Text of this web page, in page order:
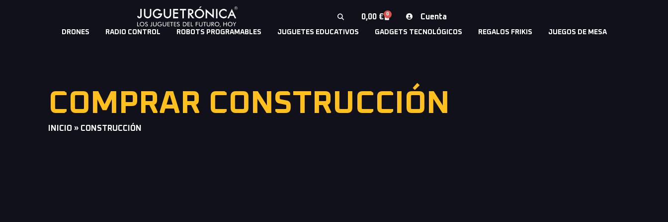
0,00 € 0 Cuenta
DRONES RADIO CONTROL ROBOTS PROGRAMABLES JUGUETES EDUCATIVOS GADGETS TECNOLÓGICOS REGALOS FRIKIS JUEGOS DE MESA
COMPRAR CONSTRUCCIÓN
INICIO » CONSTRUCCIÓN